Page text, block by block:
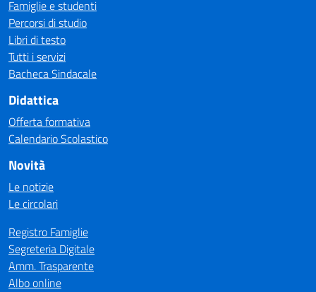
Famiglie e studenti
Percorsi di studio
Libri di testo
Tutti i servizi
Bacheca Sindacale
Didattica
Offerta formativa
Calendario Scolastico
Novità
Le notizie
Le circolari
Registro Famiglie
Segreteria Digitale
Amm. Trasparente
Albo online